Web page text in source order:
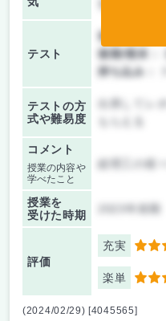
テスト
前期/中間：
後期/期末：
持ち込み：
テストの方
式や難易度
コメント
授業の内容や
学べたこと
授業を
受けた時期
評価
充実 5
楽単 5
(2024/02/29) [4045565]